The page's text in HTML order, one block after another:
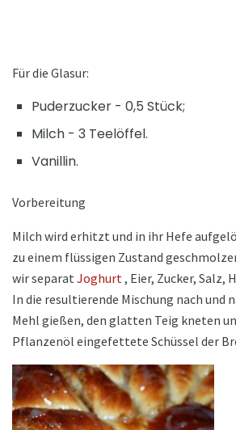
Für die Glasur:
Puderzucker - 0,5 Stück;
Milch - 3 Teelöffel.
Vanillin.
Vorbereitung
Milch wird erhitzt und in ihr Hefe
zu einem flüssigen Zustand
wir separat Joghurt, Eier, Zucker, Salz,
In die resultierende Mischung nach und
Mehl gießen, den glatten Teig kneten
Pflanzenöl eingefettete Schüssel der